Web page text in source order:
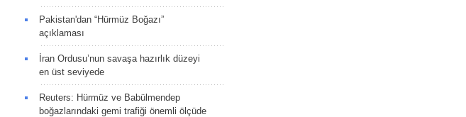
Pakistan'dan “Hürmüz Boğazı”
açıklaması
İran Ordusu’nun savaşa hazırlık düzeyi
en üst seviyede
Reuters: Hürmüz ve Babülmendep
boğazlarındaki gemi trafiği önemli ölçüde